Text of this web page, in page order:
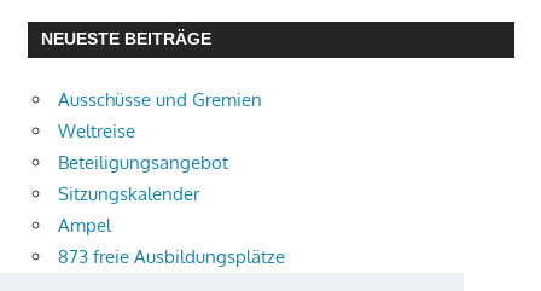
NEUESTE BEITRÄGE
Ausschüsse und Gremien
Weltreise
Beteiligungsangebot
Sitzungskalender
Ampel
873 freie Ausbildungsplätze